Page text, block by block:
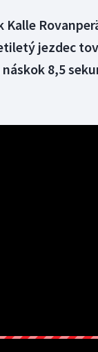
jezdec
8,5